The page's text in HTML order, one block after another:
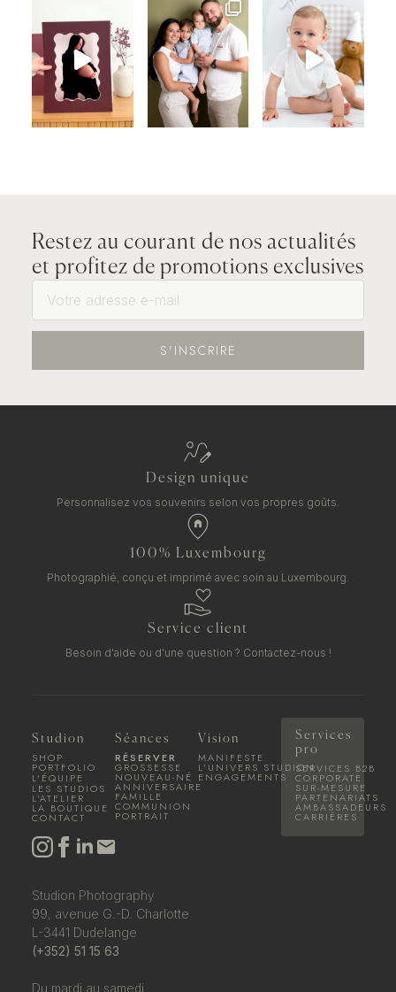
Restez au courant de nos actualités
et profitez de promotions exclusives
S'INSCRIRE
Design unique
Personnalisez vos souvenirs selon vos propres goûts.
100% Luxembourg
Photographié, conçu et imprimé avec soin au Luxembourg.
Service client
Besoin d'aide ou d'une question ? Contactez-nous !
Studion Photography
99, avenue G.-D. Charlotte
L-3441 Dudelange
(+352) 51 15 63
Du mardi au samedi
Studion
SHOP
PORTFOLIO
L'ÉQUIPE
LES STUDIOS
L'ATELIER
LA BOUTIQUE
CONTACT
Séances
RÉSERVER
GROSSESSE
NOUVEAU-NÉ
ANNIVERSAIRE
FAMILLE
COMMUNION
PORTRAIT
Vision
MANIFESTE
L'UNIVERS STUDION
ENGAGEMENTS
Services
pro
SERVICES B2B
CORPORATE
SUR-MESURE
PARTENARIATS
AMBASSADEURS
CARRIÈRES